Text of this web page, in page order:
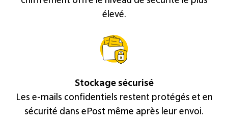
élevé.
Stockage sécurisé
Les e-mails confidentiels restent protégés et en
sécurité dans ePost même après leur envoi.